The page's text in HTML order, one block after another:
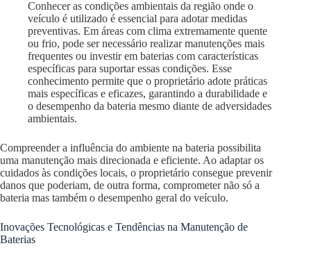
Conhecer as condições ambientais da região onde o
veículo é utilizado é essencial para adotar medidas
preventivas. Em áreas com clima extremamente quente
ou frio, pode ser necessário realizar manutenções mais
frequentes ou investir em baterias com características
específicas para suportar essas condições. Esse
conhecimento permite que o proprietário adote práticas
mais específicas e eficazes, garantindo a durabilidade e
o desempenho da bateria mesmo diante de adversidades
ambientais.
Compreender a influência do ambiente na bateria possibilita
uma manutenção mais direcionada e eficiente. Ao adaptar os
cuidados às condições locais, o proprietário consegue prevenir
danos que poderiam, de outra forma, comprometer não só a
bateria mas também o desempenho geral do veículo.
Inovações Tecnológicas e Tendências na Manutenção de
Baterias